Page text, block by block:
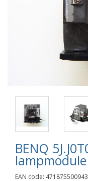
BENQ
lampmodule
EAN code: